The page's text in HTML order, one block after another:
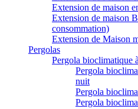
Extension de maison
Extension de maison
consommation)
Extension de Maison
Pergolas
Pergola bioclimatique
Pergola
nuit
Pergola
Pergola